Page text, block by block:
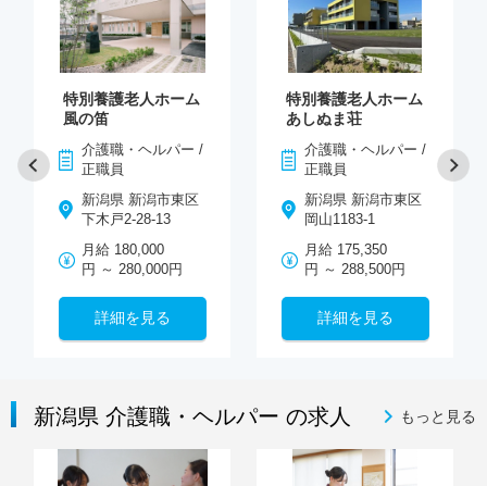
特別養護老人ホーム
風の笛
介護職・ヘルパー /
正職員
新潟県 新潟市東区
下木戸2-28-13
月給 180,000
円 ～ 280,000円
詳細を見る
特別養護老人ホーム
あしぬま荘
介護職・ヘルパー /
正職員
新潟県 新潟市東区
岡山1183-1
月給 175,350
円 ～ 288,500円
詳細を見る
新潟県 介護職・ヘルパー の求人 もっと見る